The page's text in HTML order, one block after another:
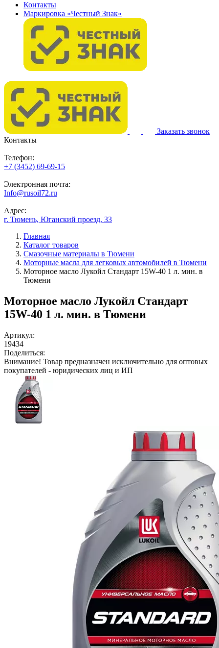
Контакты
Маркировка «Честный Знак»
Заказать звонок
Контакты
Телефон:
+7 (3452) 69-69-15
Электронная почта:
Info@rusoil72.ru
Адрес:
г. Тюмень, Юганский проезд, 33
Главная
Каталог товаров
Смазочные материалы в Тюмени
Моторные масла для легковых автомобилей в Тюмени
Моторное масло Лукойл Стандарт 15W-40 1 л. мин. в
Тюмени
Моторное масло Лукойл Стандарт
15W-40 1 л. мин. в Тюмени
Артикул:
19434
Поделиться:
Внимание! Товар предназначен исключительно для оптовых
покупателей - юридических лиц и ИП